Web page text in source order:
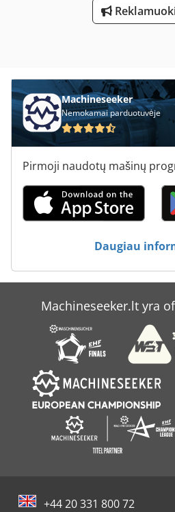
žymėjimas: taip Bendra būklė:
labai gera Vizualinė būklė: labai
Machineseeker
Nemokamai parduotuvėje
Pirmoji naudotų mašinų
Daugiau
Machineseeker.lt yra
+44 20 331 800 72